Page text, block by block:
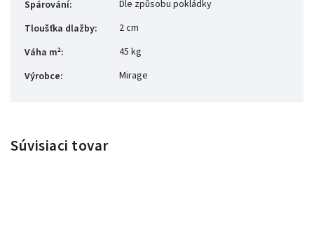
Spárování:
Dle způsobu pokládky
Tloušťka dlažby:
2 cm
Váha m²:
45 kg
Výrobce: Mirage
Súvisiaci tovar